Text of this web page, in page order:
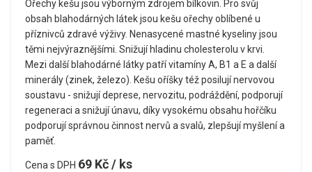
Ořechy kešu jsou výborným zdrojem bílkovin. Pro svůj
obsah blahodárných látek jsou kešu ořechy oblíbené u
příznivců zdravé výživy. Nenasycené mastné kyseliny jsou
těmi nejvýraznějšími. Snižují hladinu cholesterolu v krvi.
Mezi další blahodárné látky patří vitamíny A, B1 a E a další
minerály (zinek, železo). Kešu oříšky též posilují nervovou
soustavu - snižují deprese, nervozitu, podráždění, podporují
regeneraci a snižují únavu, díky vysokému obsahu hořčíku
podporují správnou činnost nervů a svalů, zlepšují myšlení a
paměť.
Cena s DPH 69 Kč / ks